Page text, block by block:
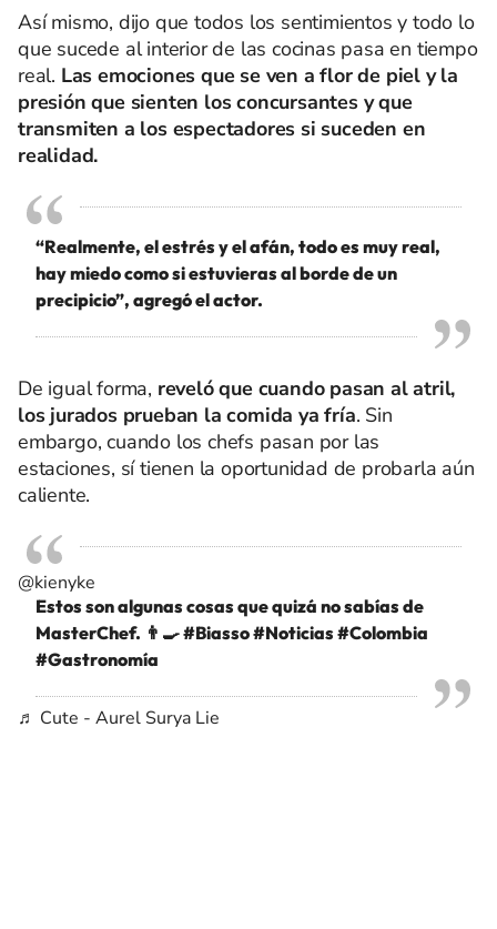
Así mismo, dijo que todos los sentimientos y todo lo
que sucede al interior de las cocinas pasa en tiempo
real. Las emociones que se ven a flor de piel y la
presión que sienten los concursantes y que
transmiten a los espectadores si suceden en
realidad.
“Realmente, el estrés y el afán, todo es muy real,
hay miedo como si estuvieras al borde de un
precipicio”, agregó el actor.
De igual forma, reveló que cuando pasan al atril,
los jurados prueban la comida ya fría. Sin
embargo, cuando los chefs pasan por las
estaciones, sí tienen la oportunidad de probarla aún
caliente.
@kienyke
Estos son algunas cosas que quizá no sabías de
MasterChef. 👨‍🍳#Biasso#Noticias#Colombia
#Gastronomía
♬ Cute - Aurel Surya Lie